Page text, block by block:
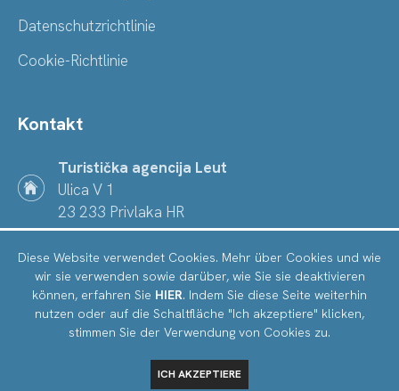
Datenschutzrichtlinie
Cookie-Richtlinie
Kontakt
Turistička agencija Leut
Ulica V 1
23 233 Privlaka HR
info@ta-leut.hr
Diese Website verwendet Cookies. Mehr über Cookies und wie
wir sie verwenden sowie darüber, wie Sie sie deaktivieren
können, erfahren Sie HIER. Indem Sie diese Seite weiterhin
nutzen oder auf die Schaltfläche "Ich akzeptiere" klicken,
stimmen Sie der Verwendung von Cookies zu.
ICH AKZEPTIERE